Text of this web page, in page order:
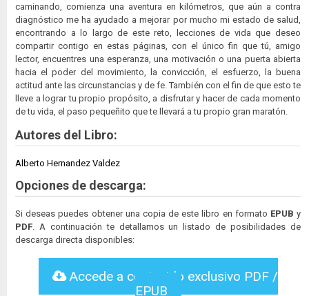
caminando, comienza una aventura en kilómetros, que aún a contra
diagnóstico me ha ayudado a mejorar por mucho mi estado de salud,
encontrando a lo largo de este reto, lecciones de vida que deseo
compartir contigo en estas páginas, con el único fin que tú, amigo
lector, encuentres una esperanza, una motivación o una puerta abierta
hacia el poder del movimiento, la convicción, el esfuerzo, la buena
actitud ante las circunstancias y de fe. También con el fin de que esto te
lleve a lograr tu propio propósito, a disfrutar y hacer de cada momento
de tu vida, el paso pequeñito que te llevará a tu propio gran maratón.
Autores del Libro:
Alberto Hernandez Valdez
Opciones de descarga:
Si deseas puedes obtener una copia de este libro en formato EPUB y
PDF . A continuación te detallamos un listado de posibilidades de
descarga directa disponibles:
Accede a contenido exclusivo PDF /
EPUB